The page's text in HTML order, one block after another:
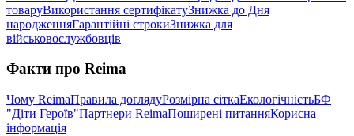
товаруВикористання сертифікатуЗнижка до Дня
народженняГарантійні строкиЗнижка для
військовослужбовців
Факти про Reima
Чому ReimaПравила доглядуРозмірна сіткаЕкологічністьБФ
"Діти Героїв"Партнери ReimaПоширені питанняКорисна
інформація